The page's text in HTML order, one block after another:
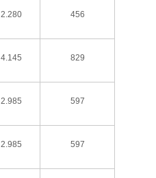
2.280 456
4.145 829
2.985 597
2.985 597